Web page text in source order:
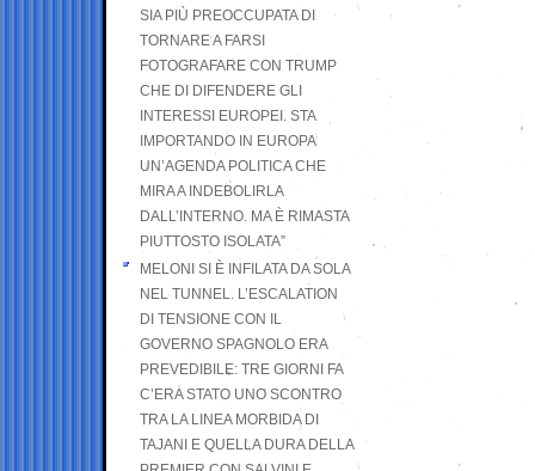
SIA PIÙ PREOCCUPATA DI
TORNARE A FARSI
FOTOGRAFARE CON TRUMP
CHE DI DIFENDERE GLI
INTERESSI EUROPEI. STA
IMPORTANDO IN EUROPA
UN’AGENDA POLITICA CHE
MIRA A INDEBOLIRLA
DALL’INTERNO. MA È RIMASTA
PIUTTOSTO ISOLATA”
MELONI SI È INFILATA DA SOLA
NEL TUNNEL. L’ESCALATION
DI TENSIONE CON IL
GOVERNO SPAGNOLO ERA
PREVEDIBILE: TRE GIORNI FA
C’ERA STATO UNO SCONTRO
TRA LA LINEA MORBIDA DI
TAJANI E QUELLA DURA DELLA